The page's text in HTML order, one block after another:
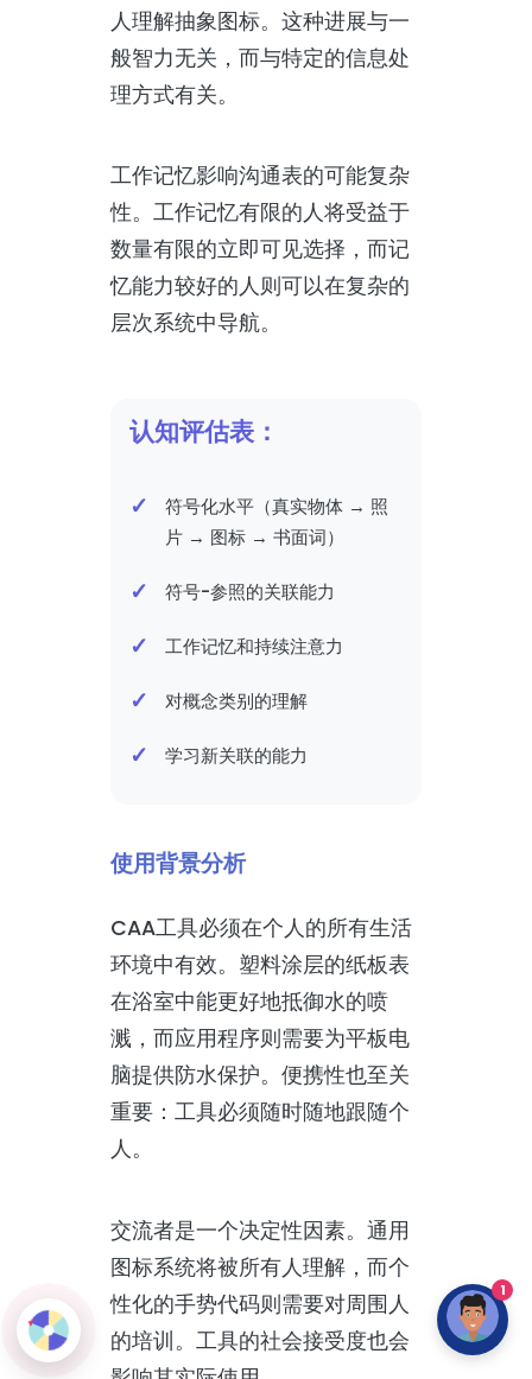
人理解抽象图标。这种进展与一
般智力无关，而与特定的信息处
理方式有关。
工作记忆影响沟通表的可能复杂
性。工作记忆有限的人将受益于
数量有限的立即可见选择，而记
忆能力较好的人则可以在复杂的
层次系统中导航。
认知评估表：
符号化水平（真实物体 → 照
片 → 图标 → 书面词）
符号-参照的关联能力
工作记忆和持续注意力
对概念类别的理解
学习新关联的能力
使用背景分析
CAA工具必须在个人的所有生活
环境中有效。塑料涂层的纸板表
在浴室中能更好地抵御水的喷
溅，而应用程序则需要为平板电
脑提供防水保护。便携性也至关
重要：工具必须随时随地跟随个
人。
交流者是一个决定性因素。通用
图标系统将被所有人理解，而个
性化的手势代码则需要对周围人
的培训。工具的社会接受度也会
1